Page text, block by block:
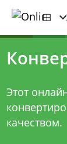
Этот
качеством.